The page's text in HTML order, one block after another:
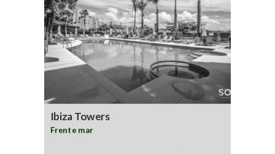
Ibiza Towers
Frente mar